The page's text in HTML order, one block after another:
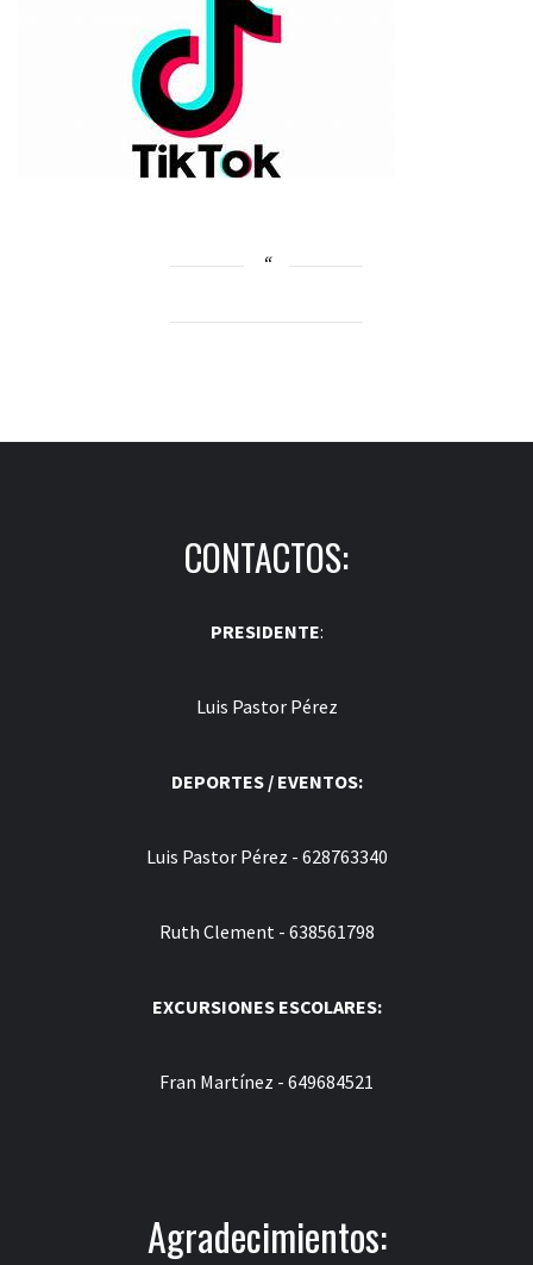
CONTACTOS:
PRESIDENTE:
Luis Pastor Pérez
DEPORTES / EVENTOS:
Luis Pastor Pérez - 628763340
Ruth Clement - 638561798
EXCURSIONES ESCOLARES:
Fran Martínez - 649684521
Agradecimientos: